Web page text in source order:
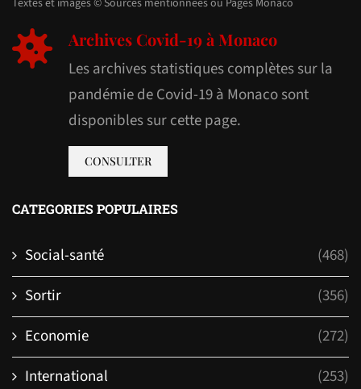
Textes et images © Sources mentionnées ou Pages Monaco
Archives Covid-19 à Monaco
Les archives statistiques complètes sur la
pandémie de Covid-19 à Monaco sont
disponibles sur cette page.
CONSULTER
CATEGORIES POPULAIRES
Social-santé
(468)
Sortir
(356)
Economie
(272)
International
(253)